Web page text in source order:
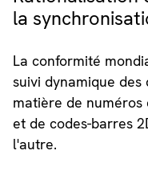
la
La conformité
suivi dynamique des
matière de numéros
et de codes-barres
l'autre.